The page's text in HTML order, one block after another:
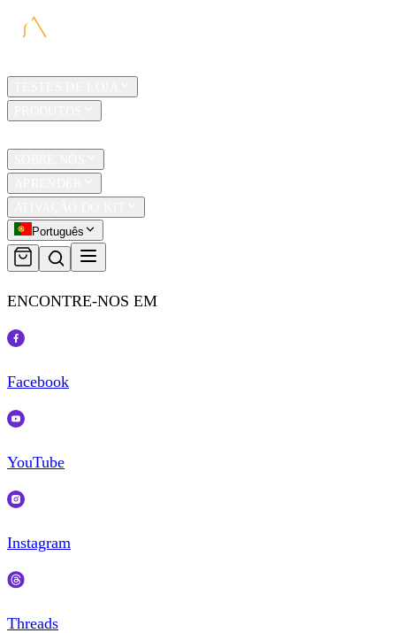
Português
ENCONTRE-NOS EM
Facebook
YouTube
Instagram
Threads